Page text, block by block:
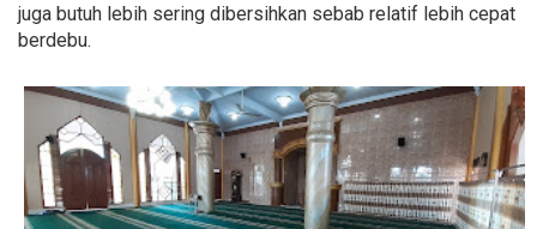
juga butuh lebih sering dibersihkan sebab relatif lebih cepat
berdebu.